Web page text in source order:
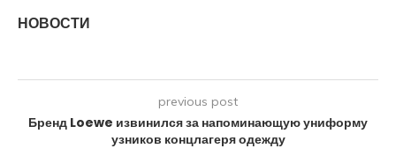
НОВОСТИ
previous post
Бренд Loewe извинился за напоминающую униформу
узников концлагеря одежду